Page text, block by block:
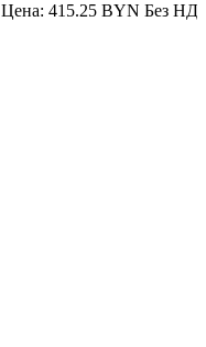
Цена: 415.25 BYN Без